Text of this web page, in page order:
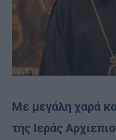
Με μεγάλη χαρά
της Ιεράς